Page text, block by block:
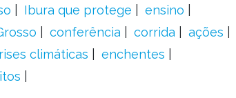
Ibura que protege
ensino
conferência corrida
ações
climáticas
enchentes